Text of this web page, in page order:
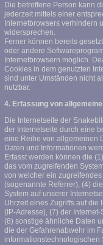
Die betroffene Person kann
jederzeit mittels einer
Internetbrowsers verhindern
widersprechen.
Ferner können bereits
oder andere
Internetbrowsern möglich.
Cookies in dem genutzten
sind unter Umständen nicht
nutzbar.
4. Erfassung von
Die Internetseite der
der Internetseite durch eine
eine Reihe von allgemeinen
Daten und Informationen
Erfasst werden können die
das vom zugreifenden
von welcher ein
(sogenannte Referrer), (4)
System auf unserer
Uhrzeit eines Zugriffs auf die
(IP-Adresse), (7) der
(8) sonstige ähnliche Daten
die der Gefahrenabwehr im
informationstechnologischen